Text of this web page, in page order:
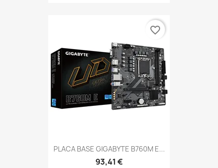
PLACA BASE GIGABYTE B760M E...
93,41 €
favorite_border